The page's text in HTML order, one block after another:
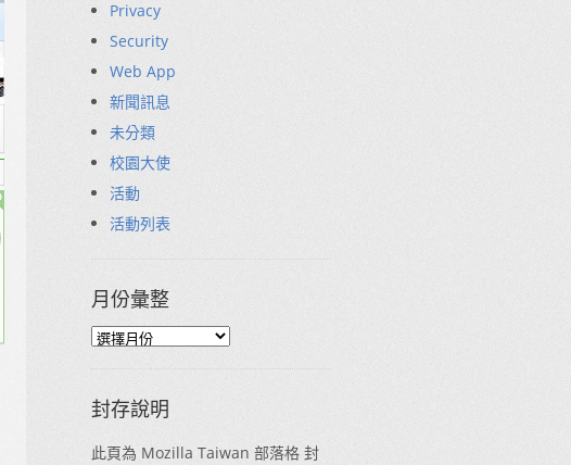
Privacy
Security
Web App
新聞訊息
未分類
校園大使
活動
活動列表
月份彙整
封存說明
此頁為 Mozilla Taiwan 部落格 封